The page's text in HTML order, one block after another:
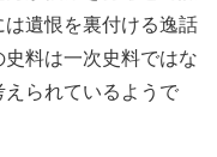
遺恨を裏付ける逸話
料は一次史料ではな
られているようで